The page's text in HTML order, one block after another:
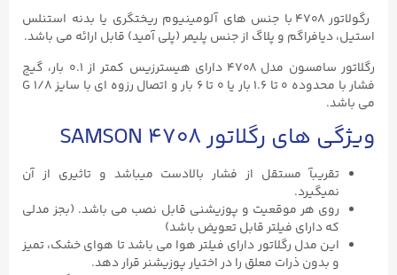
رگولاتور ۴۷۰۸ با جنس های آلومینیوم ریختگری یا بدنه استنلس
استیل، دیافراگم و پلاگ از جنس پلیمر (پلی آمید) قابل ارائه می باشد.
رگلاتور سامسون مدل ۴۷۰۸ دارای هیسترزیس کمتر از ۰.۱ بار، گیج
فشار با محدوده ۰ تا ۱.۶ بار یا ۰ تا ۶ بار و اتصال رزوه ای با سایز ۱/۸ G
می باشد.
ویژگی های رگلاتور SAMSON ۴۷۰۸
تقریبآ مستقل از فشار بالادست میباشد و تاثیری از آن
نمیگیرد.
روی هر موقعیت و پوزیشنی قابل نصب می باشد. (بجز مدلی
که دارای فیلتر قابل تعویض باشد)
این مدل رگلاتور دارای فیلتر هوا می باشد تا هوای خشک، تمیز
و بدون ذرات معلق را در اختیار پوزیشنر قرار دهد.